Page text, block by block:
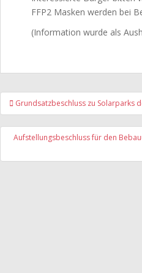
FFP2 Masken werden bei
(Information wurde als
Beitragsnavigation
Grundsatzbeschluss zu Solarparks
Aufstellungsbeschluss für den